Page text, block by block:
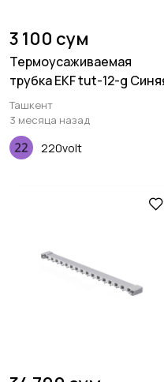
3 100 сум
Термоусаживаемая
трубка EKF tut-12-g
Ташкент
3 месяца назад
220volt